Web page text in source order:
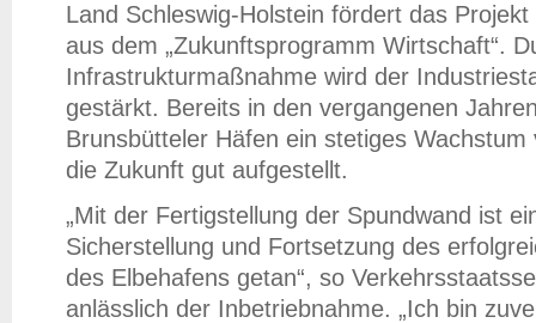
Land Schleswig-Holstein fördert das
aus dem „Zukunftsprogramm Wirtschaft“.
Infrastrukturmaßnahme wird der
gestärkt. Bereits in den vergangenen
Brunsbütteler Häfen ein stetiges
die Zukunft gut aufgestellt.
„Mit der Fertigstellung der Spundwand ist
Sicherstellung und Fortsetzung des
des Elbehafens getan“, so
anlässlich der Inbetriebnahme. „Ich bin